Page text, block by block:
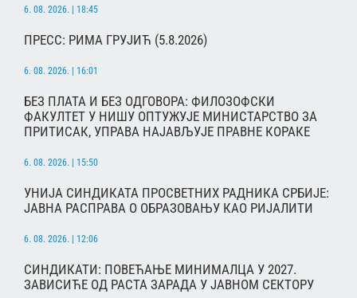
6. 08. 2026. | 18:45
ПРЕСС: РИМА ГРУЈИЋ (5.8.2026)
6. 08. 2026. | 16:01
БЕЗ ПЛАТА И БЕЗ ОДГОВОРА: ФИЛОЗОФСКИ
ФАКУЛТЕТ У НИШУ ОПТУЖУЈЕ МИНИСТАРСТВО ЗА
ПРИТИСАК, УПРАВА НАЈАВЉУЈЕ ПРАВНЕ КОРАКЕ
6. 08. 2026. | 15:50
УНИЈА СИНДИКАТА ПРОСВЕТНИХ РАДНИКА СРБИЈЕ:
ЈАВНА РАСПРАВА О ОБРАЗОВАЊУ КАО РИЈАЛИТИ
6. 08. 2026. | 12:06
СИНДИКАТИ: ПОВЕЋАЊЕ МИНИМАЛЦА У 2027.
ЗАВИСИЋЕ ОД РАСТА ЗАРАДА У ЈАВНОМ СЕКТОРУ